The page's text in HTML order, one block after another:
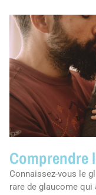
Comprendre
Connaissez-vous le
rare de glaucome